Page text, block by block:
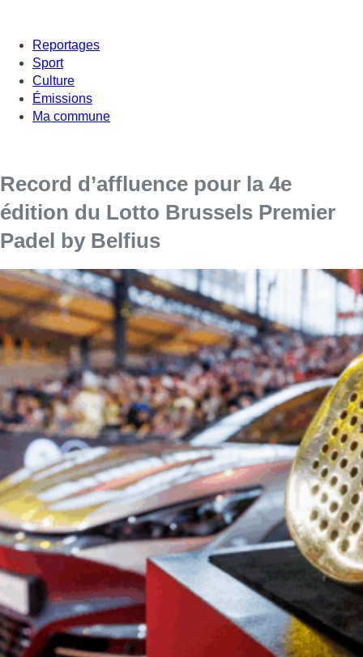
Reportages
Sport
Culture
Émissions
Ma commune
Record d’affluence pour la 4e
édition du Lotto Brussels Premier
Padel by Belfius